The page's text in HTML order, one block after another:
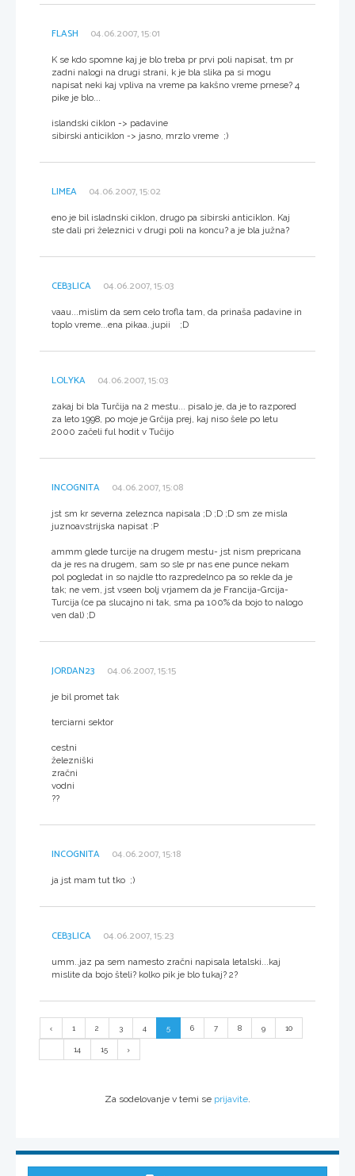
FLASH 04.06.2007, 15:01
K se kdo spomne kaj je blo treba pr prvi poli napisat, tm pr
zadni nalogi na drugi strani, k je bla slika pa si mogu
napisat neki kaj vpliva na vreme pa kakšno vreme prnese? 4
pike je blo...
islandski ciklon -> padavine
sibirski anticiklon -> jasno, mrzlo vreme ;)
LIMEA 04.06.2007, 15:02
eno je bil isladnski ciklon, drugo pa sibirski anticiklon. Kaj
ste dali pri železnici v drugi poli na koncu? a je bla južna?
CEB3LICA 04.06.2007, 15:03
vaau...mislim da sem celo trofla tam, da prinaša padavine in
toplo vreme...ena pikaa..jupii ;D
LOLYKA 04.06.2007, 15:03
zakaj bi bla Turčija na 2 mestu... pisalo je, da je to razpored
za leto 1998, po moje je Grčija prej, kaj niso šele po letu
2000 začeli ful hodit v Tučijo
INCOGNITA 04.06.2007, 15:08
jst sm kr severna zeleznca napisala ;D ;D ;D sm ze misla
juznoavstrijska napisat :P
ammm glede turcije na drugem mestu- jst nism prepricana
da je res na drugem, sam so sle pr nas ene punce nekam
pol pogledat in so najdle tto razpredelnco pa so rekle da je
tak; ne vem, jst vseen bolj vrjamem da je Francija-Grcija-
Turcija (ce pa slucajno ni tak, sma pa 100% da bojo to nalogo
ven dal) ;D
JORDAN23 04.06.2007, 15:15
je bil promet tak
terciarni sektor
cestni
železniški
zračni
vodni
??
INCOGNITA 04.06.2007, 15:18
ja jst mam tut tko ;)
CEB3LICA 04.06.2007, 15:23
umm..jaz pa sem namesto zračni napisala letalski...kaj
mislite da bojo šteli? kolko pik je blo tukaj? 2?
1 2 3 4 5 6 7 8 9 10
14 15
Za sodelovanje v temi se prijavite